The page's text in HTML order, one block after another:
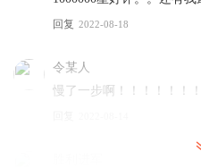
回复 2022-08-18
令某人
慢了一步啊！！！！！！！